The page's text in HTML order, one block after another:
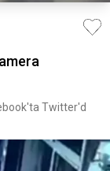
Video7 GÜNCEL 21.09.2025 21:46 PAYLAŞ Facebook'ta Twitter'd